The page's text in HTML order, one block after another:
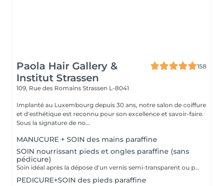
Paola Hair Gallery &
Institut Strassen
158
109, Rue des Romains Strassen L-8041
Implanté au Luxembourg depuis 30 ans, notre salon de coiffure
et d'esthétique est reconnu pour son excellence et savoir-faire.
Sous la signature de no...
MANUCURE + SOIN des mains paraffine
SOIN nourrissant pieds et ongles paraffine (sans
pédicure)
Soin idéal après la dépose d'un vernis semi-transparent ou pour simplement nourrir les pieds et les ongles
PEDICURE+SOIN des pieds paraffine